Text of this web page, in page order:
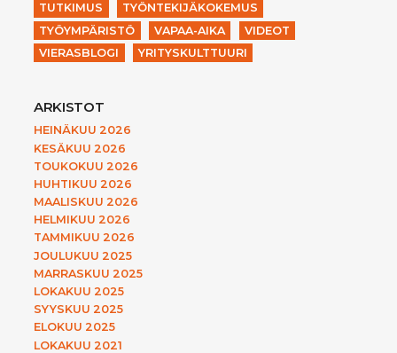
TUTKIMUS
TYÖNTEKIJÄKOKEMUS
TYÖYMPÄRISTÖ
VAPAA-AIKA
VIDEOT
VIERASBLOGI
YRITYSKULTTUURI
ARKISTOT
HEINÄKUU 2026
KESÄKUU 2026
TOUKOKUU 2026
HUHTIKUU 2026
MAALISKUU 2026
HELMIKUU 2026
TAMMIKUU 2026
JOULUKUU 2025
MARRASKUU 2025
LOKAKUU 2025
SYYSKUU 2025
ELOKUU 2025
LOKAKUU 2021